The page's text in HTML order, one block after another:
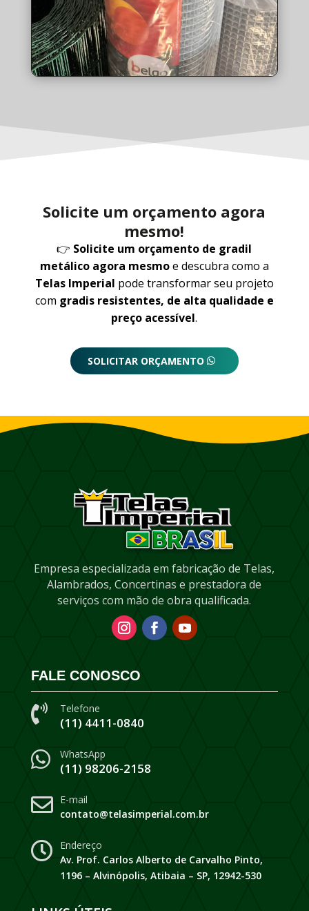
Solicite um orçamento agora
mesmo!
👉 Solicite um orçamento de gradil
metálico agora mesmoe descubra como a
Telas Imperial pode transformar seu projeto
com gradis resistentes, de alta qualidade e
preço acessível.
SOLICITAR ORÇAMENTO
Empresa especializada em fabricação de Telas,
Alambrados, Concertinas e prestadora de
serviços com mão de obra qualificada.
FALE CONOSCO
 Telefone
(11) 4411-0840
 WhatsApp
(11) 98206-2158
 E-mail
contato@telasimperial.com.br

Endereço
Av. Prof. Carlos Alberto de Carvalho Pinto,
1196 – Alvinópolis, Atibaia – SP, 12942-530